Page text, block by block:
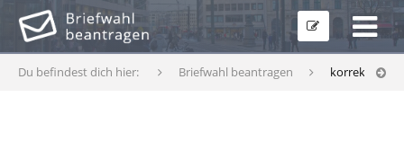
Du befindest dich hier: Briefwahl beantragen